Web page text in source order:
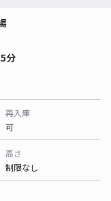
分
再入庫
可
高さ
制限なし